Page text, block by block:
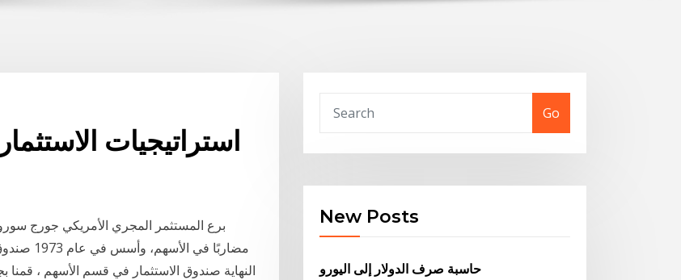
استراتيجيات
مضاربًا
النهاية صندوق الاستثمار في قسم الأسهم ، قمنا
Go
New Posts
حاسبة صرف الدولار إلى اليورو